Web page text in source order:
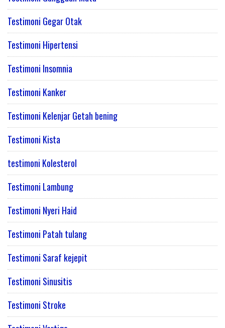
Testimoni Gegar Otak
Testimoni Hipertensi
Testimoni Insomnia
Testimoni Kanker
Testimoni Kelenjar Getah bening
Testimoni Kista
testimoni Kolesterol
Testimoni Lambung
Testimoni Nyeri Haid
Testimoni Patah tulang
Testimoni Saraf kejepit
Testimoni Sinusitis
Testimoni Stroke